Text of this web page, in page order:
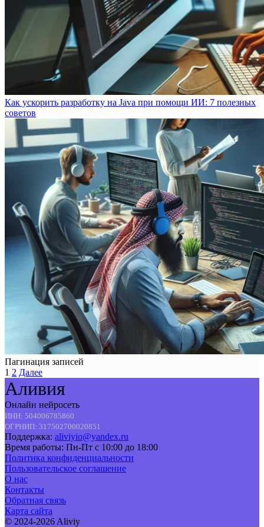
Как ускорить разработку на Java при помощи ИИ: 7 полезных
советов
Пагинация записей
1 2 Далее
Аливия
Онлайн нейросеть
ИНН: 504006785860
ОГРНИП: 317502700020851
Поддержка: aliviyio@yandex.ru
Время работы: Пн-Пт с 10:00 до 18:00
Политика конфиденциальности
Пользовательское соглашение
О нас
Контакты
Обратная связь
Карта сайта
© 2024-2026 Aliviy